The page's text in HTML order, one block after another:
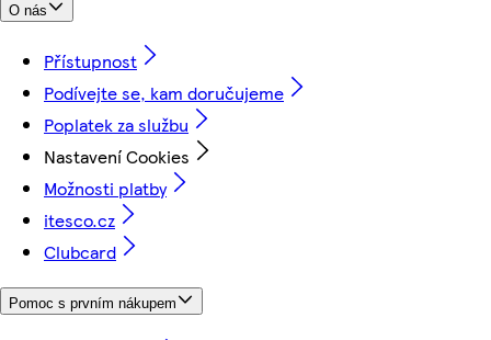
O nás
Přístupnost
Podívejte se, kam doručujeme
Poplatek za službu
Nastavení Cookies
Možnosti platby
itesco.cz
Clubcard
Pomoc s prvním nákupem